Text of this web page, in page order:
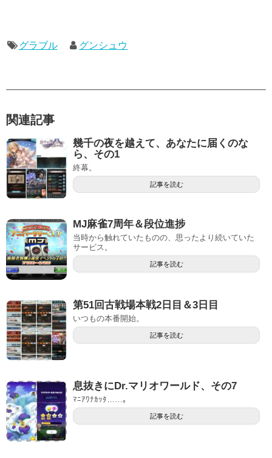
グラブル グンシュウ
関連記事
幾千の夜を越えて、あなたに届くのな
ら、その1
終幕。
記事を読む
MJ麻雀7周年＆段位進捗
当時から触れていたものの、思ったより続いていた
サービス。
記事を読む
第51回古戦場本戦2日目＆3日目
いつもの本番開始。
記事を読む
息抜きにDr.マリオワールド、その7
ﾏﾆｱﾜﾅｶｯﾀ……。
記事を読む